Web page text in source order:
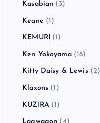
Kasabian (3)
Keane (1)
KEMURI (1)
Ken Yokoyama(18)
Kitty Daisy & Lewis(2)
Klaxons (1)
KUZIRA(1)